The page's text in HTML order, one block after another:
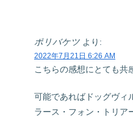
ポリバケツ より:
2022年7月21日 6:26 AM
こちらの感想にとても共
可能であればドッグヴィ
ラース・フォン・トリア